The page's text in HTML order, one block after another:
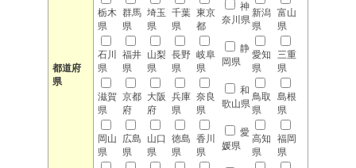
都道府
県
栃木
県
群馬
県
埼玉
県
千葉
県
東京
都
神
奈川県
新潟
県
富山
県
石川
県
福井
県
山梨
県
長野
県
岐阜
県
静
岡県
愛知
県
三重
県
滋賀
県
京都
府
大阪
府
兵庫
県
奈良
県
和
歌山県
鳥取
県
島根
県
岡山
県
広島
県
山口
県
徳島
県
香川
県
愛
媛県
高知
県
福岡
県